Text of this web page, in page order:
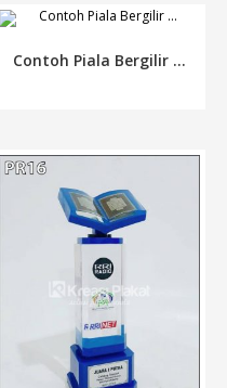
Contoh Piala Bergilir ...